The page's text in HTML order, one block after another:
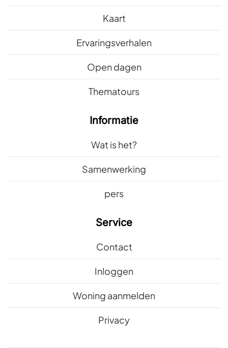
Kaart
Ervaringsverhalen
Open dagen
Thematours
Informatie
Wat is het?
Samenwerking
pers
Service
Contact
Inloggen
Woning aanmelden
Privacy